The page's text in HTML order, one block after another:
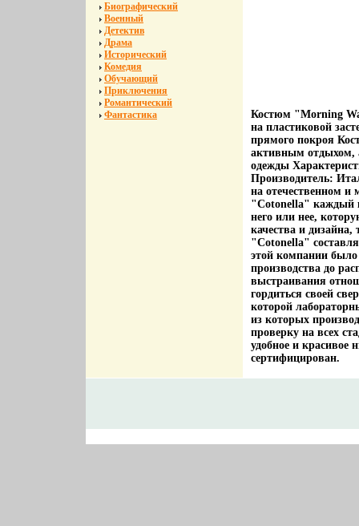
Биографический
Военный
Детектив
Драма
Исторический
Комедия
Обучающий
Приключения
Романтический
Фантастика
Костюм "Morning
на пластиковой
прямого покроя
активным отдыхом,
одежды
Производитель:
на отечественном и
"Cotonella" каждый
него или нее,
качества и дизайна,
"Cotonella"
этой компании было
производства до
выстраивания
гордиться своей
которой
из которых
проверку на всех
удобное и красивое
сертифицирован.